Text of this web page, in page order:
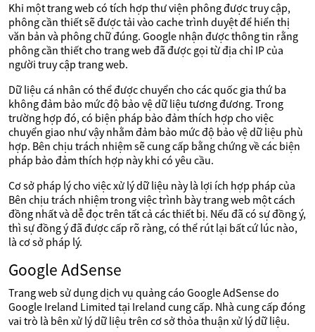
Khi một trang web có tích hợp thư viện phông được truy cập,
phông cần thiết sẽ được tải vào cache trình duyệt để hiển thị
văn bản và phông chữ đúng. Google nhận được thông tin rằng
phông cần thiết cho trang web đã được gọi từ địa chỉ IP của
người truy cập trang web.
Dữ liệu cá nhân có thể được chuyển cho các quốc gia thứ ba
không đảm bảo mức độ bảo vệ dữ liệu tương đương. Trong
trường hợp đó, có biện pháp bảo đảm thích hợp cho việc
chuyển giao như vậy nhằm đảm bảo mức độ bảo vệ dữ liệu phù
hợp. Bên chịu trách nhiệm sẽ cung cấp bằng chứng về các biện
pháp bảo đảm thích hợp này khi có yêu cầu.
Cơ sở pháp lý cho việc xử lý dữ liệu này là lợi ích hợp pháp của
Bên chịu trách nhiệm trong việc trình bày trang web một cách
đồng nhất và dễ đọc trên tất cả các thiết bị. Nếu đã có sự đồng ý,
thì sự đồng ý đã được cấp rõ ràng, có thể rút lại bất cứ lúc nào,
là cơ sở pháp lý.
Google AdSense
Trang web sử dụng dịch vụ quảng cáo Google AdSense do
Google Ireland Limited tại Ireland cung cấp. Nhà cung cấp đóng
vai trò là bên xử lý dữ liệu trên cơ sở thỏa thuận xử lý dữ liệu.